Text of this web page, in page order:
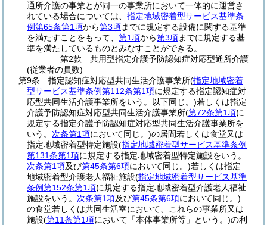
通所介護の事業とが同一の事業所において一体的に運営さ
れている場合については、 指定地域密着型サービス基準条
例第65条第1項から第3項までに規定する設備に関する基準
を満たすことをもって、 第1項から第3項までに規定する基
準を満たしているものとみなすことができる。
第2款
共用型指定介護予防認知症対応型通所介護
(従業者の員数)
第9条
指定認知症対応型共同生活介護事業所(指定地域密着
型サービス基準条例第112条第1項に規定する指定認知症対
応型共同生活介護事業所をいう。以下同じ。)若しくは指定
介護予防認知症対応型共同生活介護事業所(第72条第1項に
規定する指定介護予防認知症対応型共同生活介護事業所を
いう。 次条第1項において同じ。)の居間若しくは食堂又は
指定地域密着型特定施設(指定地域密着型サービス基準条例
第131条第1項に規定する指定地域密着型特定施設をいう。
次条第1項及び第45条第6項において同じ。)若しくは指定
地域密着型介護老人福祉施設(指定地域密着型サービス基準
条例第152条第1項に規定する指定地域密着型介護老人福祉
施設をいう。 次条第1項及び第45条第6項において同じ。)
の食堂若しくは共同生活室において、これらの事業所又は
施設(第11条第1項において「本体事業所等」という。)の利